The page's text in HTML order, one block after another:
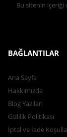
Bu sitenin içeriği
BAĞLANTILAR
Ana Sayfa
Hakkımızda
Blog Yazıları
Gizlilik Politikası
İptal ve İade